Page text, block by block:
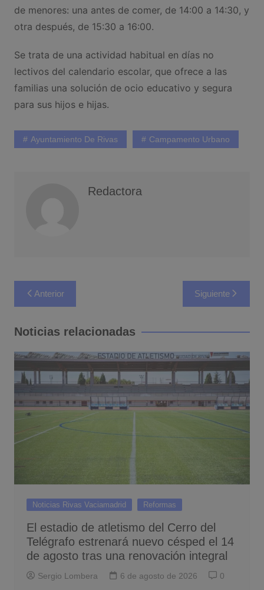
de menores: una antes de comer, de 14:00 a 14:30, y
otra después, de 15:30 a 16:00.
Se trata de una actividad habitual en días no
lectivos del calendario escolar, que ofrece a las
familias una solución de ocio educativo y segura
para sus hijos e hijas.
Ayuntamiento De Rivas Campamento Urbano
Redactora
Navegación
de
entradas
Anterior Siguiente
Noticias relacionadas
Noticias Rivas Vaciamadrid Reformas
El estadio de atletismo del Cerro del
Telégrafo estrenará nuevo césped el 14
de agosto tras una renovación integral
Sergio Lombera 6 de agosto de 2026 0